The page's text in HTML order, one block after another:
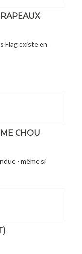
Flag existe en
CHOU
- même si